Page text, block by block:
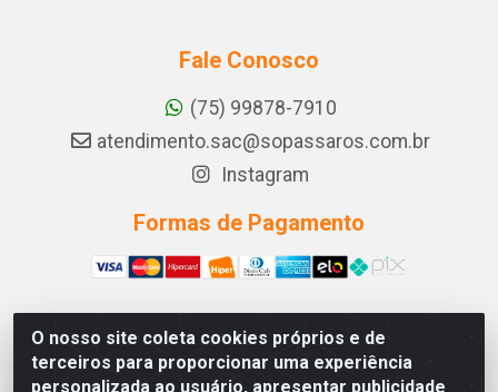
O nosso site coleta cookies próprios e de
terceiros para proporcionar uma experiência
personalizada ao usuário, apresentar publicidade
Fale Conosco
(75) 99878-7910
atendimento.sac@sopassaros.com.br
Instagram
Formas de Pagamento
A PINA DOS SANTOS DELEZZOTTE LTDA - RODOVIA BA
233, 27 - ZONA RURAL, ITABERABA/BA - CEP 46.880-